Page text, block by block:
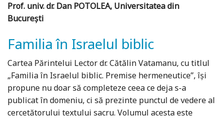
Prof. univ. dr. Dan POTOLEA, Universitatea din
București
Familia în Israelul biblic
Cartea Părintelui Lector dr. Cătălin Vatamanu, cu titlul
„Familia în Israelul biblic. Premise hermeneutice”, își
propune nu doar să completeze ceea ce deja s-a
publicat în domeniu, ci să prezinte punctul de vedere al
cercetătorului textului sacru. Volumul acesta este